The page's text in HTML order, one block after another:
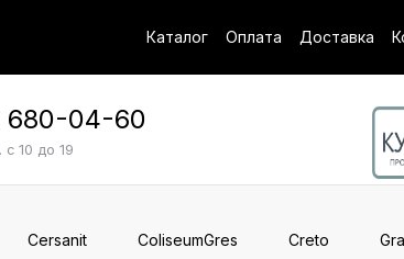
Каталог Оплата Доставка
680-04-60
10 до 19
Cersanit ColiseumGres Creto